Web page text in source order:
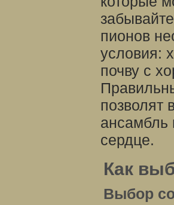
пионов
условия:
почву с
позволят
ансамбль
сердце.
Как
Выбор